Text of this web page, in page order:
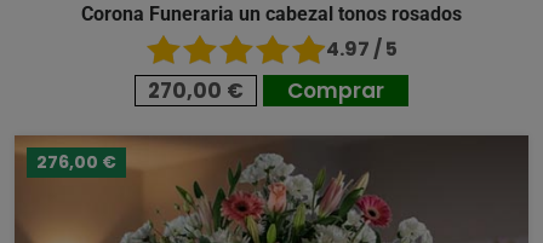
Corona Funeraria un cabezal tonos rosados
4.97 / 5
270,00 € Comprar
276,00 €